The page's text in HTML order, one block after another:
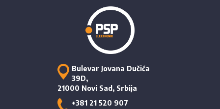
Bulevar Jovana Dučića
39D,
21000 Novi Sad, Srbija
+381 21 520 907